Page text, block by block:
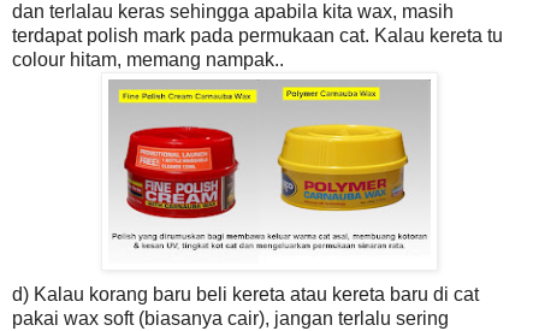
dan terlalau keras sehingga apabila kita wax, masih
terdapat polish mark pada permukaan cat. Kalau kereta tu
colour hitam, memang nampak..
d) Kalau korang baru beli kereta atau kereta baru di cat
pakai wax soft (biasanya cair), jangan terlalu sering